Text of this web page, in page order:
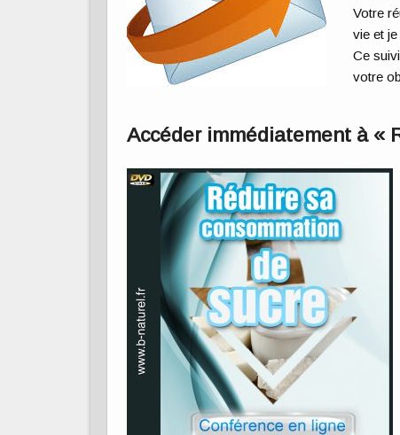
Votre
vie et
Ce
votre
Accéder immédiatement à «